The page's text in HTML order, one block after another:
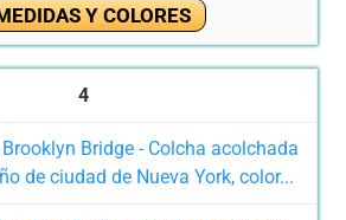
Y COLORES
4